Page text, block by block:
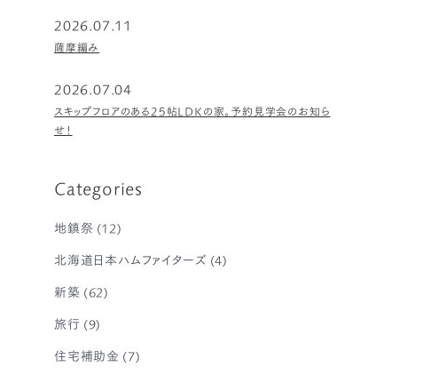
2026.07.11
薩摩編み
2026.07.04
スキップフロアのある25帖LDKの家。予約見学会のお知ら
せ！
Categories
地鎮祭 (12)
北海道日本ハムファイターズ (4)
新築 (62)
旅行 (9)
住宅補助金 (7)